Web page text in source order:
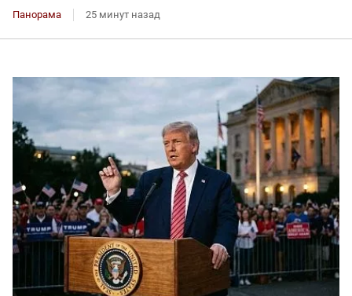
Панорама 25 минут назад